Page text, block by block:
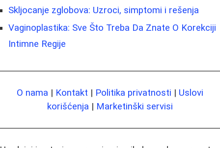
Skljocanje zglobova: Uzroci, simptomi i rešenja
Vaginoplastika: Sve Što Treba Da Znate O Korekciji
Intimne Regije
O nama | Kontakt | Politika privatnosti | Uslovi
korišćenja | Marketinški servisi